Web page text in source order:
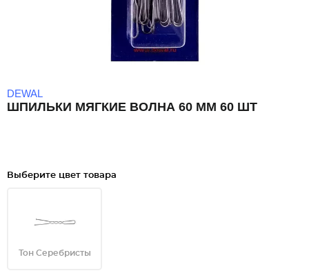
DEWAL
ШПИЛЬКИ МЯГКИЕ ВОЛНА 60 ММ 60 ШТ
Выберите цвет товара
Тон Серебристы